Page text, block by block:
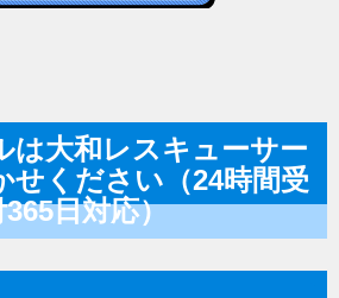
は大和レスキューサー
せください（24時間受
365日対応）